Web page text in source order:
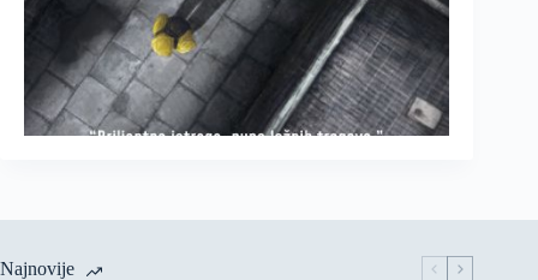
Najnovije